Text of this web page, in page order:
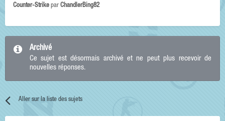
Counter-Strike par ChandlerBing82
Archivé
Ce sujet est désormais archivé et ne peut plus recevoir de
nouvelles réponses.
Aller sur la liste des sujets